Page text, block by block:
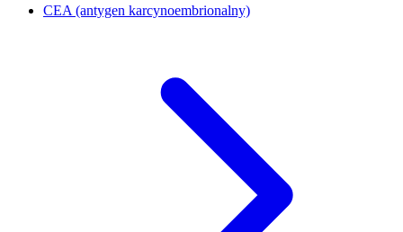
CEA (antygen karcynoembrionalny)